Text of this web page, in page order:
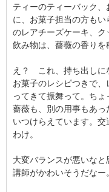
ティーのティーバック
に、お菓子担当の方も
のレアチーズケーキ、ク
飲み物は、薔薇の香りを
え？ これ、持ち出しに
お菓子のレシピつきで
ってきて振舞って。ちょ
薔薇も、別の用事もあ
いつけらえています。
わけ。
大変バランスが悪いなと
講師がかわいそうだなー。